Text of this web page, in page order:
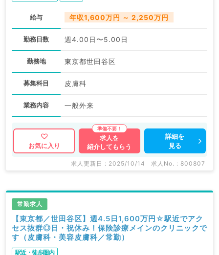
給与 年収1,600万円 ～ 2,250万円
勤務日数 週4.00日〜5.00日
勤務地 東京都世田谷区
募集科目 皮膚科
業務内容 一般外来
お気に入り
求人を
紹介してもらう
詳細を
見る
求人更新日 : 2025/10/14 求人No. : 800807
常勤求人
【東京都／世田谷区】週4.5日1,600万円☆駅近でアク
セス抜群◎日・祝休み！保険診療メインのクリニックで
す（皮膚科・美容皮膚科／常勤）
駅近・徒歩圏内